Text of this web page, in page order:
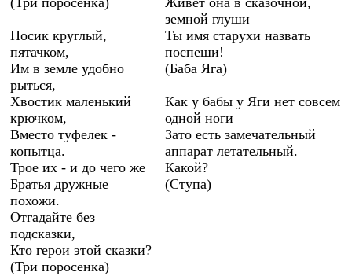
Носик круглый,
пятачком,
Им в земле удобно
рыться,
Хвостик маленький
крючком,
Вместо туфелек -
копытца.
Трое их - и до чего же
Братья дружные
похожи.
Отгадайте без
подсказки,
Кто герои этой сказки?
(Три поросенка)
земной глуши –
Ты имя старухи назвать
поспеши!
(Баба Яга)
Как у бабы у Яги нет совсем
одной ноги
Зато есть замечательный
аппарат летательный.
Какой?
(Ступа)